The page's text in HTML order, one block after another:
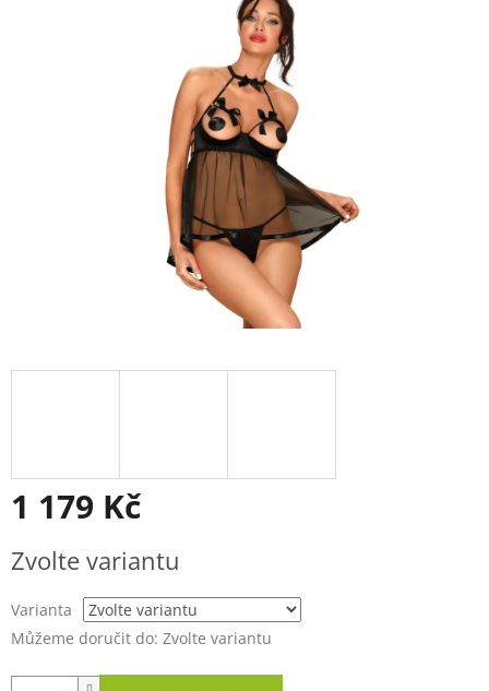
1 179 Kč
cena:
Zvolte variantu
Varianta
Můžeme doručit do: Zvolte variantu